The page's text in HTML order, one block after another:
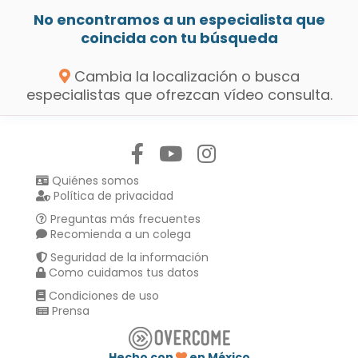
No encontramos a un especialista que
coincida con tu búsqueda
Cambia la localización o busca
especialistas que ofrezcan vídeo consulta.
Quiénes somos
Política de privacidad
Preguntas más frecuentes
Recomienda a un colega
Seguridad de la información
Como cuidamos tus datos
Condiciones de uso
Prensa